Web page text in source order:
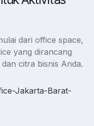
dari office space,
yang dirancang
citra bisnis Anda.